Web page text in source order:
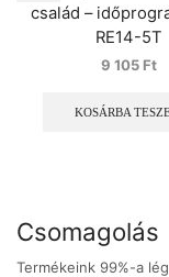
család –
RE14-5T
9 105 Ft
KOSÁRBA
Csomagolás
Termékeink 99%-a